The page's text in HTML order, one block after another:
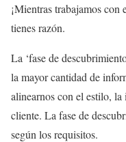
¡Mientras trabajamos
tienes razón.
La ‘fase de
la mayor cantidad de
alinearnos con el estilo,
cliente. La fase de
según los requisitos.